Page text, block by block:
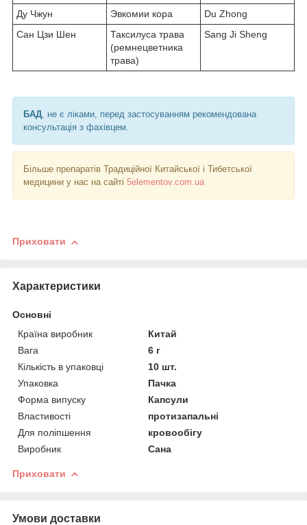
Ду Чжун Эвкомии кора
Du Zhong
Сан Цзи Шен
Таксилуса трава
(ремнецветника
трава)
Sang Ji Sheng
БАД, не є ліками, перед застосуванням рекомендована
консультація з фахівцем.
Більше препаратів Традиційної Китайської і Тибетської
медицини у нас на сайті 5elementov.com.ua
Приховати
Характеристики
Основні
Країна виробник
Китай
Вага
6 г
Кількість в упаковці
10 шт.
Упаковка
Пачка
Форма випуску
Капсули
Властивості
протизапальні
Для поліпшення
кровообігу
Виробник
Сана
Приховати
Умови доставки